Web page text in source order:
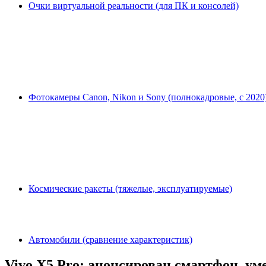
Очки виртуальной реальности (для ПК и консолей)
Фотокамеры Canon, Nikon и Sony (полнокадровые, с
Космические ракеты (тяжелые, эксплуатируемые)
Автомобили (сравнение характеристик)